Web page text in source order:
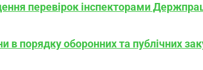
перевірок інспекторами
в порядку оборонних та публічних